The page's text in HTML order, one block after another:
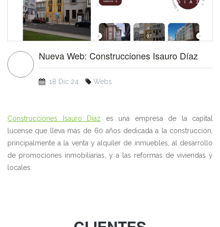
Nueva Web: Construcciones Isauro Díaz
18 Dic 24 Webs
Construcciones Isauro Díaz es una empresa de la capital
lucense que lleva más de 60 años dedicada a la construcción,
principalmente a la venta y alquiler de inmuebles, al desarrollo
de promociones inmobiliarias, y a las reformas de viviendas y
locales.